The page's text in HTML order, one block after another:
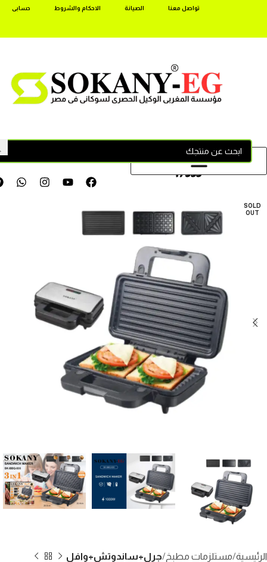
تواصل معنا الصيانة الاحكام والشروط حسابى
17355
SOLD
OUT
الرئيسية مستلزمات مطبخ جرل+ساندوتش+وافل